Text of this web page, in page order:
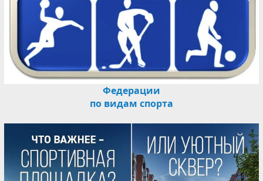
Федерации
по видам спорта